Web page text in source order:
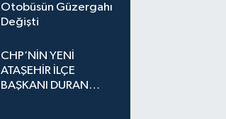
Otobüsün Güzergahı
Değişti
CHP’NİN YENİ
ATAŞEHİR İLÇE
BAŞKANI DURAN